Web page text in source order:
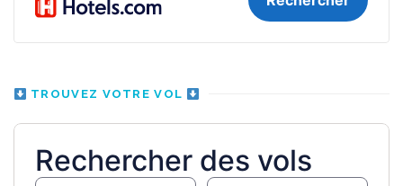
TROUVEZ VOTRE VOL